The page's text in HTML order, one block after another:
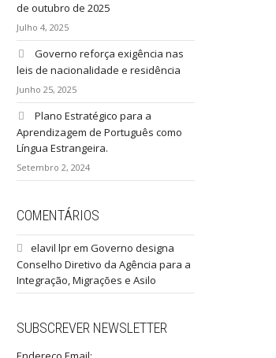
de outubro de 2025
Julho 4, 2025
Governo reforça exigência nas
leis de nacionalidade e residência
Junho 25, 2025
Plano Estratégico para a
Aprendizagem de Português como
Língua Estrangeira.
Setembro 2, 2024
COMENTÁRIOS
elavil lprem Governo designa
Conselho Diretivo da Agência para a
Integração, Migrações e Asilo
SUBSCREVER NEWSLETTER